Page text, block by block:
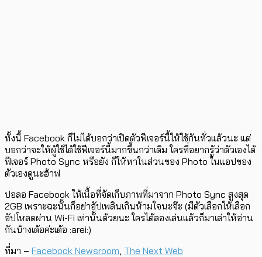
ทั้งนี้ Facebook ก็ไม่ได้บอกว่าเปิดตัวฟีเจอร์นี้ให้ใช้กันทั่วแล้วนะ แต่
บอกว่าจะให้ผู้ใช้ได้ใช้ฟีเจอร์นี้มากขึ้นกว่าเดิม ใครที่อยากรู้ว่าตัวเองได้
ฟีเจอร์ Photo Sync หรือยัง ก็ให้หาในส่วนของ Photo ในแอปของ
ตัวเองดูนะฮ้าฟ
ปอลอ Facebook ให้เนื้อที่จัดเก็บภาพที่มาจาก Photo Sync สูงสุด
2GB เพราะฉะนั้นก็อย่าอัปเพลินเกินห้ามใจนะจ๊ะ (มีตัวเลือกให้เลือก
อัปโหลดผ่าน Wi-Fi เท่านั้นด้วยนะ ใครได้ลองเล่นแล้วก็มาเล่าให้อ่าน
กันบ้างเด้อค่ะเด้อ :arei:)
ที่มา – Facebook Newsroom The Next Web